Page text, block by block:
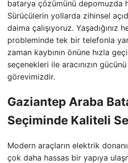
batarya çözümünü depomuzda
Sürücülerin yollarda zihinsel
daima çalışıyoruz. Yaşadığınız
probleminde tek bir telefonla
zaman kaybının önüne hızla
seçenekleri ile aracınızın
görevimizdir.
Gaziantep Araba
Seçiminde Kaliteli
Modern araçların elektrik
çok daha hassas bir yapıya